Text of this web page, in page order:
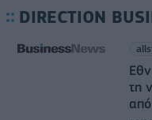
DIRECTION
τη